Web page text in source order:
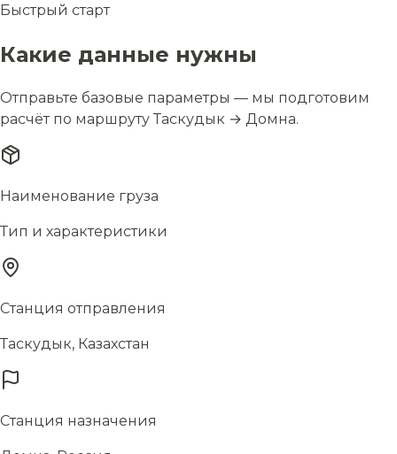
Быстрый старт
Какие данные нужны
Отправьте базовые параметры — мы подготовим
расчёт по маршруту Таскудык → Домна.
Наименование груза
Тип и характеристики
Станция отправления
Таскудык, Казахстан
Станция назначения